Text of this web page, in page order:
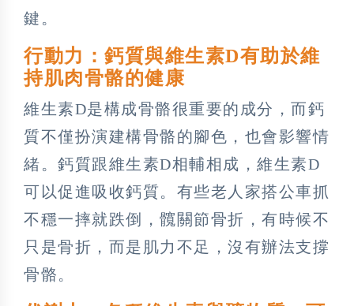
鍵。
行動力：鈣質與維生素D有助於維
持肌肉骨骼的健康
維生素D是構成骨骼很重要的成分，而鈣
質不僅扮演建構骨骼的腳色，也會影響情
緒。鈣質跟維生素D相輔相成，維生素D
可以促進吸收鈣質。有些老人家搭公車抓
不穩一摔就跌倒，髖關節骨折，有時候不
只是骨折，而是肌力不足，沒有辦法支撐
骨骼。